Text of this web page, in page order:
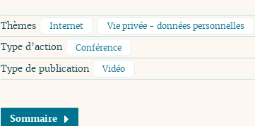
Thèmes Internet Vie privée - données personnelles
Type d’action Conférence
Type de publication Vidéo
Sommaire